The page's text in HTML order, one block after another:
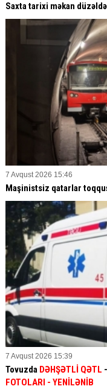
Saxta tarixi məkan
7 Avqust 2026 15:46
Maşinistsiz qatarlar
7 Avqust 2026 15:39
Tovuzda DƏHŞƏTLİ QƏTL
FOTOLARI - YENİLƏNİB